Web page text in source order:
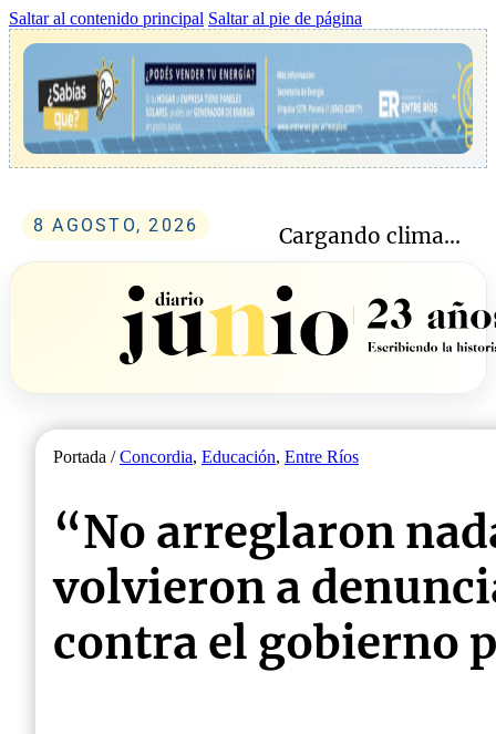
Saltar al contenido principal Saltar al pie de página
8 AGOSTO, 2026 Cargando clima...
Portada /Concordia, Educación, Entre Ríos
“No arreglaron
volvieron a
contra el gobierno